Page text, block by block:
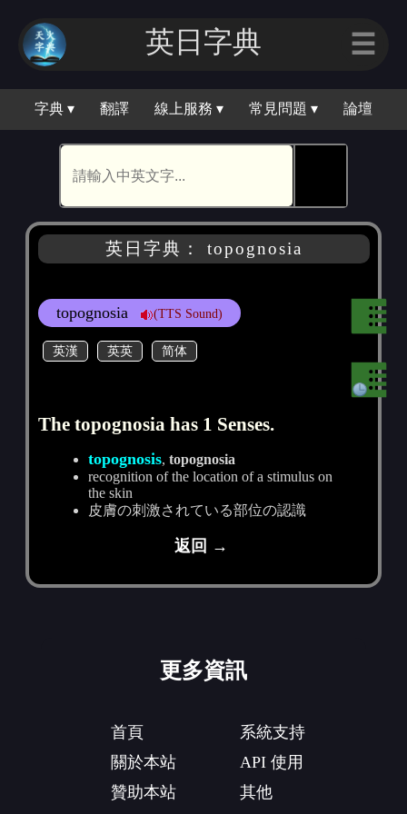
英日字典 ☰
字典 ▾ 翻譯 線上服務 ▾ 常見問題 ▾ 論壇
英日字典： topognosia
topognosia (TTS Sound)
英漢 英英 简体
The topognosia has 1 Senses.
topognosis,topognosia
recognition of the location of a stimulus on
the skin
皮膚の刺激されている部位の認識
返回 →
更多資訊
首頁
關於本站
贊助本站
系統支持
API 使用
其他